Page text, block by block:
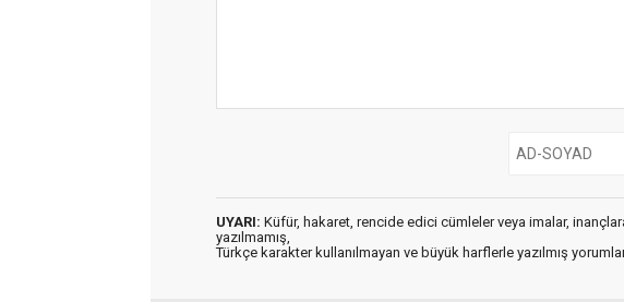
UYARI: Küfür, hakaret, rencide edici cümleler veya imalar,
yazılmamış,
Türkçe karakter kullanılmayan ve büyük harflerle yazılmış